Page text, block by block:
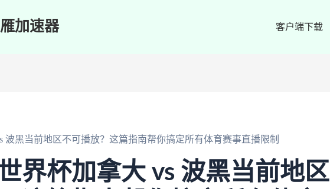
加速器 客户端下载
波黑当前地区不可播放？这篇指南帮你搞定所有体育赛事直播限制
界杯加拿大 vs 波黑当前地区